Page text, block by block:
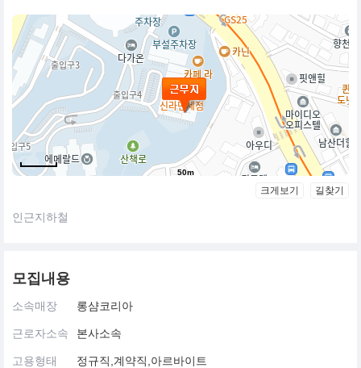
50m
크게보기 길찾기
인근지하철
모집내용
소속매장 롱샴코리아
근로자소속 본사소속
고용형태 정규직,계약직,아르바이트